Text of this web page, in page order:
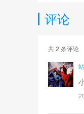
评论
共2 条评论